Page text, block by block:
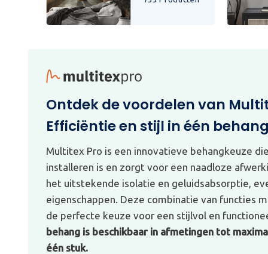
Ontdek de voordelen van
Efficiëntie en stijl in één behang
Multitex Pro is een innovatieve behangkeuze
installeren is en zorgt voor een naadloze
het uitstekende isolatie en geluidsabsorptie,
eigenschappen. Deze combinatie van functies
de perfecte keuze voor een stijlvol en
behang is beschikbaar in afmetingen tot
één stuk.